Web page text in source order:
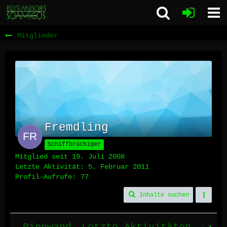
Mitglieder
Fremdling
Schiffbrüchiger
Mitglied seit 19. Juli 2008
Letzte Aktivität: 5. Februar 2011
Profil-Aufrufe
77
Inhalte suchen